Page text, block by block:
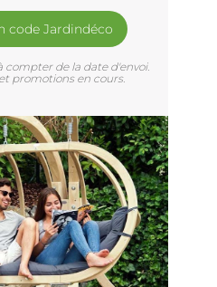
code Jardindéco
compter de la date d'envoi.
promotions en cours.